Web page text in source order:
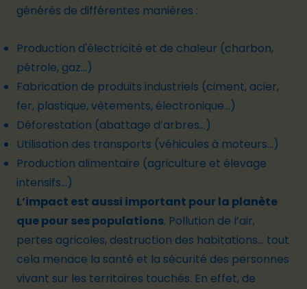
générés de différentes manières :
Production d'électricité et de chaleur (charbon,
pétrole, gaz…)
Fabrication de produits industriels (ciment, acier,
fer, plastique, vêtements, électronique…)
Déforestation (abattage d’arbres…)
Utilisation des transports (véhicules à moteurs…)
Production alimentaire (agriculture et élevage
intensifs…)
L’impact est aussi important pour la planète
que pour ses populations. Pollution de l’air,
pertes agricoles, destruction des habitations… tout
cela menace la santé et la sécurité des personnes
vivant sur les territoires touchés. En effet, de